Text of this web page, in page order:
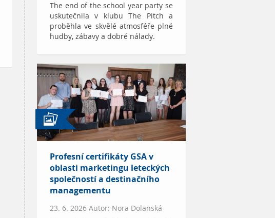
The end of the school year party se
uskutečnila v klubu The Pitch a
proběhla ve skvělé atmosféře plné
hudby, zábavy a dobré nálady.
Profesní certifikáty GSA v
oblasti marketingu leteckých
společností a destinačního
managementu
23. 6. 2026 Autor: Nora Dolanská